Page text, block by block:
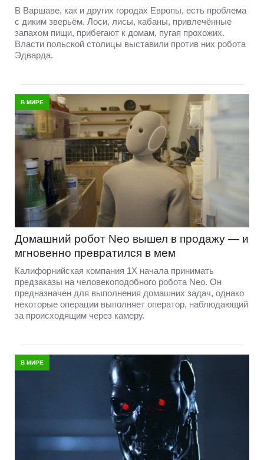
В Варшаве, как и других городах Европы, есть проблема
с диким зверьём. Лоси, лисы, кабаны, привлечённые
запахом пищи, прибегают к домам, пугая прохожих.
Власти польской столицы выставили против них робота
Эдварда.
В МИРЕ
Домашний робот Neo вышел в продажу — и
мгновенно превратился в мем
Калифорнийская компания 1X начала принимать
предзаказы на человекоподобного робота Neo. Он
предназначен для выполнения домашних задач, однако
некоторые операции выполняет оператор, наблюдающий
за происходящим через камеру.
В МИРЕ